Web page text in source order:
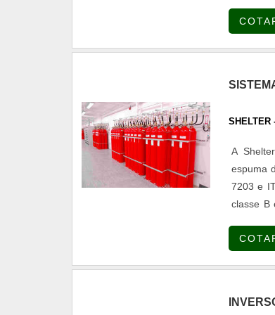
SHELTER
A
espuma
7203 e
classe B
para
de